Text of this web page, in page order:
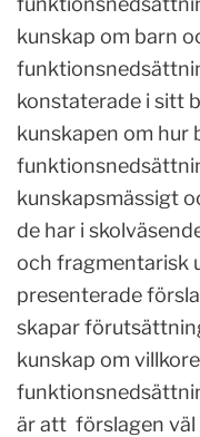
kunskap om barn
konstaterade i sitt
kunskapen om hur
kunskapsmässigt
de har i
och fragmentarisk
presenterade
skapar
kunskap om
är att förslagen väl